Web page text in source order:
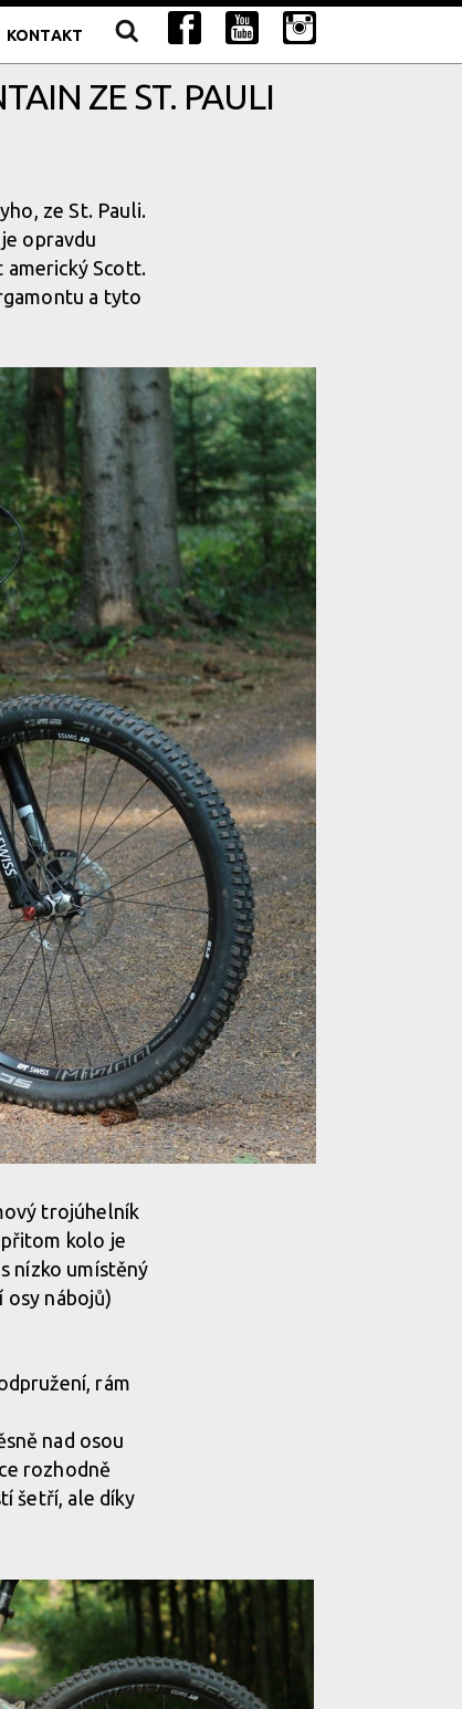
KONTAKT
ZE ST. PAULI
ze St. Pauli.
opravdu
americký Scott.
a tyto
trojúhelník
kolo je
nízko umístěný
osy nábojů)
rám
nad osou
rozhodně
šetří, ale díky